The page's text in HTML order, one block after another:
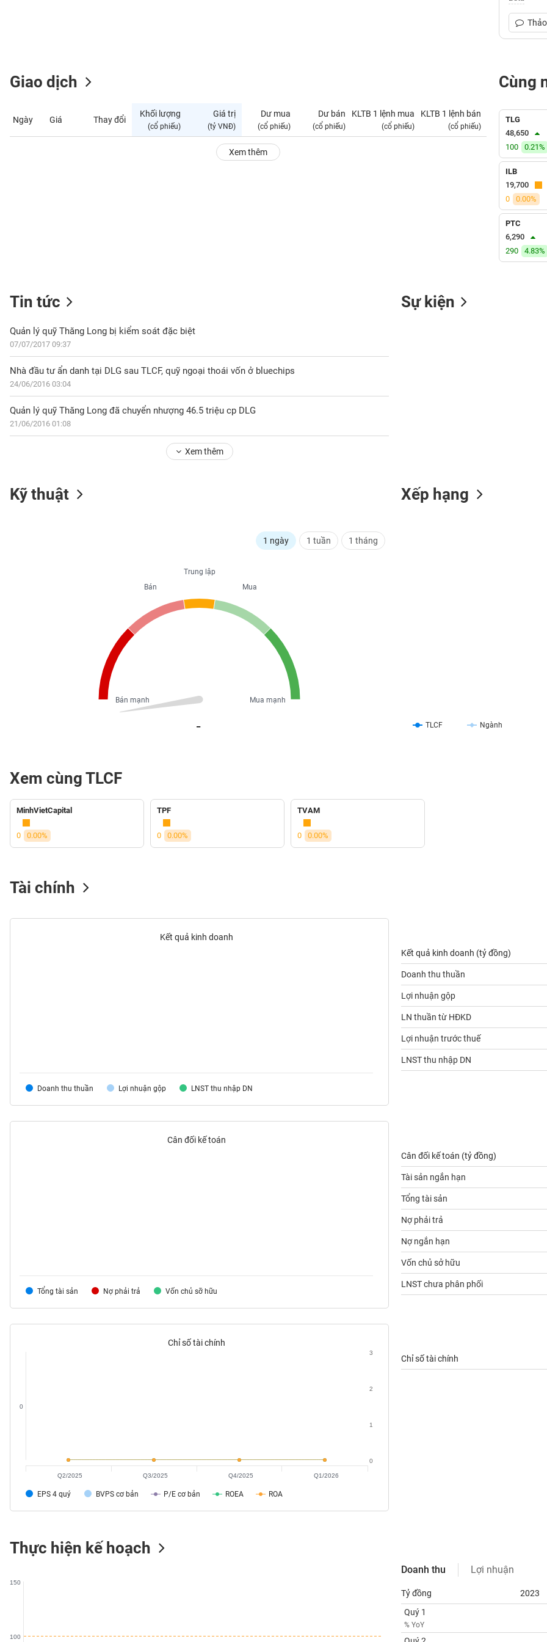
Giao dịch
Ngày Giá Thay đổi
Khối lượng
(cổ phiếu)
Giá trị
(tỷ VNĐ)
Dư mua
(cổ phiếu)
Dư bán
(cổ phiếu)
KLTB 1 lệnh mua
(cổ phiếu)
KLTB 1 lệnh bán
(cổ phiếu)
Xem thêm
Cùng
TLG
48,650
100
0.21%
ILB
19,700
0
0.00%
PTC
6,290
290
4.83%
Tin tức
Quản lý quỹ Thăng Long bị kiểm soát đặc biệt
07/07/2017 09:37
Nhà đầu tư ẩn danh tại DLG sau TLCF, quỹ ngoại thoái vốn ở bluechips
24/06/2016 03:04
Quản lý quỹ Thăng Long đã chuyển nhượng 46.5 triệu cp DLG
21/06/2016 01:08
Xem thêm
Sự kiện
Kỹ thuật
1 ngày 1 tuần 1 tháng
Trung lập
Mua
Mua mạnh
Bán
Bán mạnh
Xếp hạng
TLCF Ngành
Xem cùng TLCF
MinhVietCapital
0 0.00%
TPF
0 0.00%
TVAM
0 0.00%
Tài chính
Kết quả kinh doanh
Doanh thu thuần Lợi nhuận gộp LNST thu nhập DN
Kết quả kinh doanh (tỷ đồng)
Doanh thu thuần
Lợi nhuận gộp
LN thuần từ HĐKD
Lợi nhuận trước thuế
LNST thu nhập DN
Cân đối kế toán
Tổng tài sản Nợ phải trả Vốn chủ sỡ hữu
Cân đối kế toán (tỷ đồng)
Tài sản ngắn hạn
Tổng tài sản
Nợ phải trả
Nợ ngắn hạn
Vốn chủ sở hữu
LNST chưa phân phối
Chỉ số tài chính
EPS 4 quý BVPS cơ bản P/E cơ bản ROEA ROA
0
0
1
2
3
Q2/2025 Q3/2025 Q4/2025 Q1/2026
Chỉ số tài chính
Thực hiện kế hoạch
100
150
Doanh thu Lợi nhuận
Tỷ đồng
2023
Quý 1
% YoY
CÁ
NHÂN
DOANH
NGHIỆP
CỔ
SINH
Ngành
(-)
VS-
SECTOR
CÔNG
NGHIỆP
DÙNG
THIẾT
KHỎE
TÀI
CÔNG
NGHỆ
DỊCH